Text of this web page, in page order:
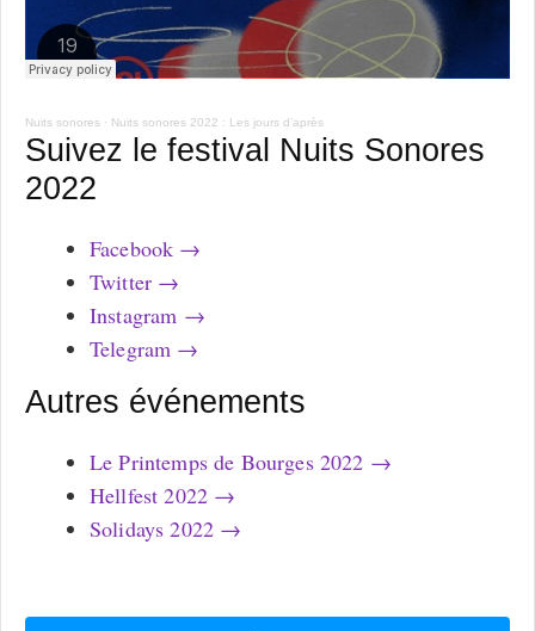
Nuits sonores · Nuits sonores 2022 : Les jours d’après
Suivez le festival Nuits Sonores
2022
Facebook →
Twitter →
Instagram →
Telegram →
Autres événements
Le Printemps de Bourges 2022 →
Hellfest 2022 →
Solidays 2022 →